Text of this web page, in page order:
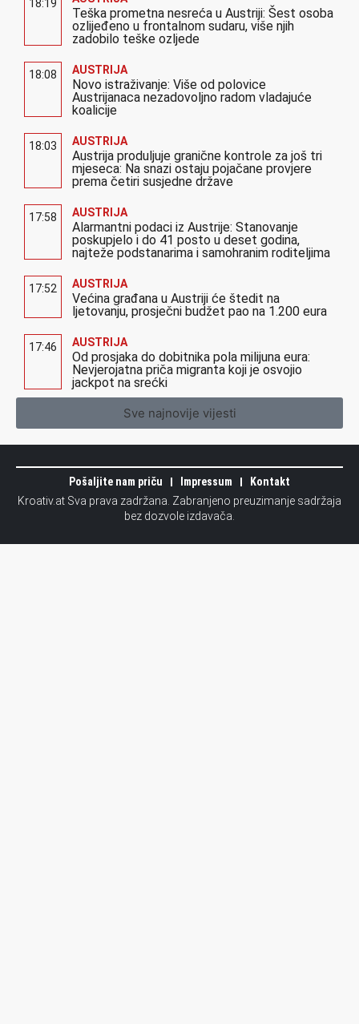
18:19
Teška prometna nesreća u Austriji: Šest osoba
ozlijeđeno u frontalnom sudaru, više njih
zadobilo teške ozljede
18:08 AUSTRIJA
Novo istraživanje: Više od polovice
Austrijanaca nezadovoljno radom vladajuće
koalicije
18:03 AUSTRIJA
Austrija produljuje granične kontrole za još tri
mjeseca: Na snazi ostaju pojačane provjere
prema četiri susjedne države
17:58 AUSTRIJA
Alarmantni podaci iz Austrije: Stanovanje
poskupjelo i do 41 posto u deset godina,
najteže podstanarima i samohranim roditeljima
17:52 AUSTRIJA
Većina građana u Austriji će štedit na
ljetovanju, prosječni budžet pao na 1.200 eura
17:46 AUSTRIJA
Od prosjaka do dobitnika pola milijuna eura:
Nevjerojatna priča migranta koji je osvojio
jackpot na srećki
Sve najnovije vijesti
Pošaljite nam priču Impressum
Kontakt
Kroativ.at Sva prava zadržana. Zabranjeno preuzimanje sadržaja
bez dozvole izdavača.